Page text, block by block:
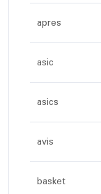
apres
asic
asics
avis
basket